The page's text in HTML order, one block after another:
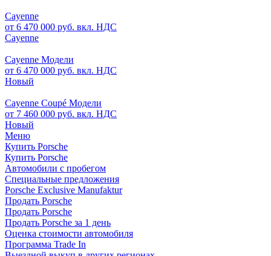
Cayenne
от 6 470 000 руб. вкл. НДС
Cayenne
Cayenne Модели
от 6 470 000 руб. вкл. НДС
Новый
Cayenne Coupé Модели
от 7 460 000 руб. вкл. НДС
Новый
Меню
Купить Porsche
Купить Porsche
Автомобили с пробегом
Специальные предложения
Porsche Exclusive Manufaktur
Продать Porsche
Продать Porsche
Продать Porsche за 1 день
Оценка стоимости автомобиля
Программа Trade In